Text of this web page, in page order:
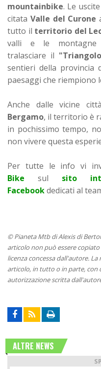
mountainbike. Le
citata Valle del Curone
tutto il territorio del
valli e le
tralasciare il
sentieri della provincia
paesaggi che riempiono
Anche dalle vicine
Bergamo, il territorio è
in pochissimo tempo,
non vivere questa
Per tutte le info vi
Bike sul sito
Facebookdedicati al
© Pianeta Mtb di Alexis di
articolo non può essere
licenza concessa dall'autore.
articolo, in tutto o in parte, con
autorizzazione scritta
ALTRE NEWS